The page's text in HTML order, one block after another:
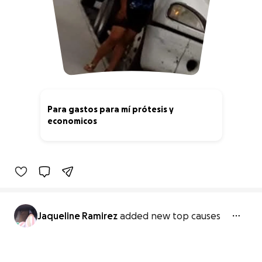
Para gastos para mí prótesis y
economicos
Jaqueline Ramirez added new top causes